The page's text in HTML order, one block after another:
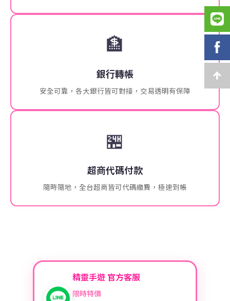
🏦
銀行轉帳
安全可靠，各大銀行皆可對接，交易透明有保障
🏪
超商代碼付款
隨時隨地，全台超商皆可代碼繳費，極速到帳
精靈手遊 官方客服
限時特價